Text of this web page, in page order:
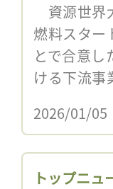
資源世界
燃料スター
とで合意
ける下流事
2026/01/05
トップニュ